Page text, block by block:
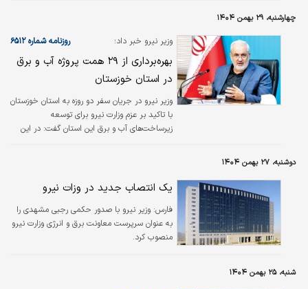
چهارشنبه، ۲۹ بهمن ۱۴۰۴
وزیر نیرو خبر داد؛ روزنامه شماره ۶۵۱۲
بهره‌برداری از ۲۹ همت پروژه آب و برق
در استان خوزستان
وزیر نیرو در جریان سفر دو روزه به استان خوزستان
با تاکید بر عزم وزارت نیرو برای توسعه
زیرساخت‌های آب و برق این استان گفت: در این
این روند در راستای توسعه زیرساخت‌ها و ارتقای
داشت.
دوشنبه، ۲۷ بهمن ۱۴۰۴
یک انتصاب جدید در وزات نیرو
فارس: وزیر نیرو با صدور حکمی رجبی مشهدی را
به عنوان سرپرست معاونت برق و انرژی وزارت نیرو
منصوب کرد.
شنبه، ۲۵ بهمن ۱۴۰۴